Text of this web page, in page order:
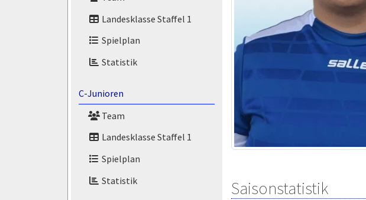
Landesklasse Staffel 1
Spielplan
Statistik
C-Junioren
Team
Landesklasse Staffel 1
Spielplan
Statistik
Saisonstatistik